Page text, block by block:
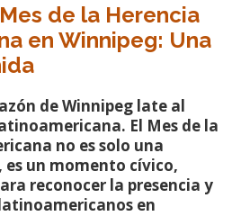
de la Herencia
en Winnipeg: Una
de Winnipeg late al
El Mes de la
no es solo una
un momento cívico,
reconocer la presencia y
en